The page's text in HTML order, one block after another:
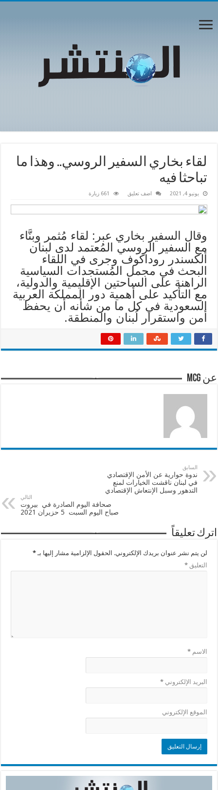
لقاء بخاري السفير الروسي.. وهذا ما
تباحثا فيه
يونيو 4, 2021 اضف تعليق 661 زيارة
وقال السفير بخاري عبر: لقاء مُثمر وبنَّاء
مع السفير الروسي المُعتمد لدى لبنان
ألكسندر روداكوف وجرى في اللقاء
البحث في مجمل المُستجدات السياسية
الراهنة على الساحتين الإقليمية والدولية،
مع التأكيد على أهمية دور المملكة العربية
السعودية في كل ما من شأنه أن يحفظ
أمن واستقرار لُبنان والمنطقة.
عن mcg
السابق
ندوة حوارية عن الأمن الإقتصادي
في لبنان ناقشت الخيارات لمنع
التدهور وسبل الإنتعاش الإقتصادي
التالي
صحافة اليوم الصادرة في بيروت
صباح اليوم السبت 5 حزيران 2021
اترك تعليقاً
لن يتم نشر عنوان بريدك الإلكتروني. الحقول الإلزامية مشار إليها بـ*
التعليق*
الاسم*
البريد الإلكتروني*
الموقع الإلكتروني